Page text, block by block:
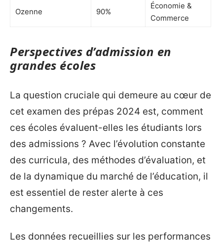
Ozenne 90%
Économie &
Commerce
Perspectives d’admission en
grandes écoles
La question cruciale qui demeure au cœur de
cet examen des prépas 2024 est, comment
ces écoles évaluent-elles les étudiants lors
des admissions ? Avec l’évolution constante
des curricula, des méthodes d’évaluation, et
de la dynamique du marché de l’éducation, il
est essentiel de rester alerte à ces
changements.
Les données recueillies sur les performances